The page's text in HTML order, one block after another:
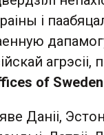
і
агрэсіі,
of Sweden
Даніі,